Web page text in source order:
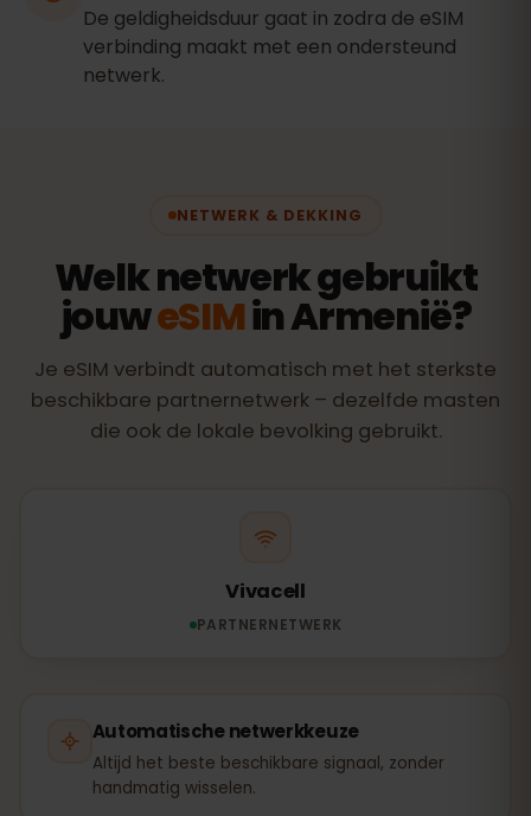
De geldigheidsduur gaat in zodra de eSIM
verbinding maakt met een ondersteund
netwerk.
NETWERK & DEKKING
Welk netwerk gebruikt
jouweSIMin Armenië?
Je eSIM verbindt automatisch met het sterkste
beschikbare partnernetwerk – dezelfde masten
die ook de lokale bevolking gebruikt.
Vivacell
PARTNERNETWERK
Automatische netwerkkeuze
Altijd het beste beschikbare signaal, zonder
handmatig wisselen.